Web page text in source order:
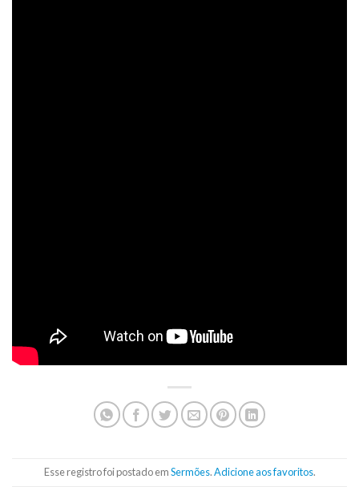
Esse registro foi postado emSermões.Adicione aos favoritos.